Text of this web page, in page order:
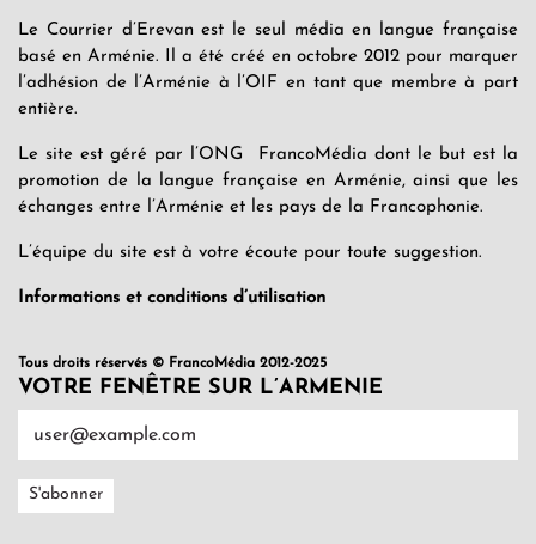
Le Courrier d’Erevan est le seul média en langue française
basé en Arménie. Il a été créé en octobre 2012 pour marquer
l’adhésion de l’Arménie à l’OIF en tant que membre à part
entière.
Le site est géré par l’ONG FrancoMédia dont le but est la
promotion de la langue française en Arménie, ainsi que les
échanges entre l’Arménie et les pays de la Francophonie.
L’équipe du site est à votre écoute pour toute suggestion.
Informations et conditions d’utilisation
Tous droits réservés © FrancoMédia 2012-2025
VOTRE FENÊTRE SUR L’ARMENIE